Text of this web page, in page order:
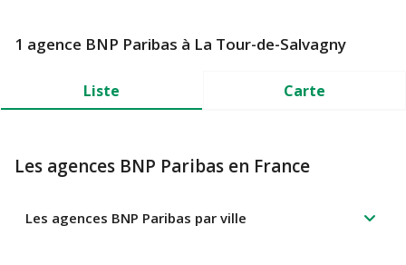
1 agence BNP Paribas à La Tour-de-Salvagny
Liste Carte
Les agences BNP Paribas en France
Les agences BNP Paribas par ville